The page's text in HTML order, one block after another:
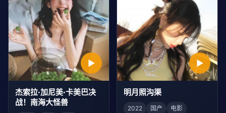
▶
杰索拉·加尼美·卡美巴决
战！南海大怪兽
▶
明月照沟渠
2022 国产 电影